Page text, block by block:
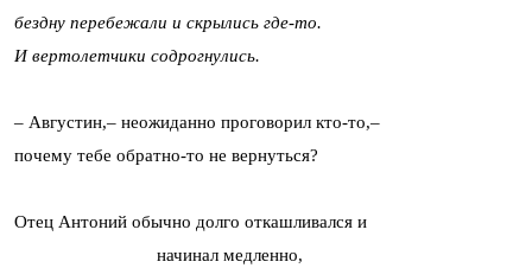
бездну перебежали и скрылись где-то.
И вертолетчики содрогнулись.
– Августин,– неожиданно проговорил кто-то,–
почему тебе обратно-то не вернуться?
Отец Антоний обычно долго откашливался и
начинал медленно,